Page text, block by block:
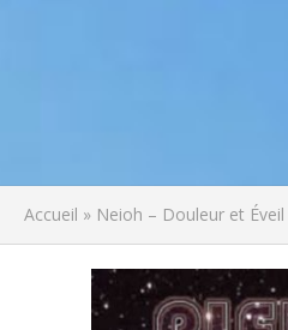
Accueil » Neioh – Douleur et Éveil